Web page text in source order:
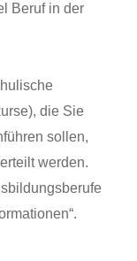
Beruf in der
die Sie
sollen,
werden.